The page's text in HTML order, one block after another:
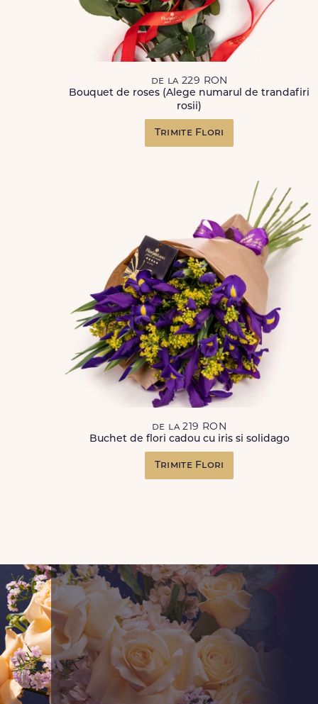
de la 229 RON
Bouquet de roses (Alege numarul de trandafiri
rosii)
Trimite Flori
de la 219 RON
Buchet de flori cadou cu iris si solidago
Trimite Flori